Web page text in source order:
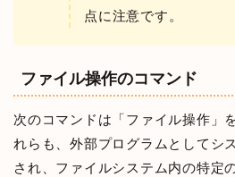
点に注意です。
ファイル操作のコマンド
次のコマンドは「ファイル操作」
れらも、外部プログラムとしてシ
され、ファイルシステム内の特定